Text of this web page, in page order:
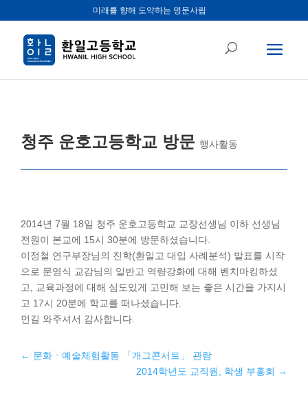
미래를 향해 도약하는 명문사립
청주 운호고등학교 방문 행사활동
2014년 7월 18일 청주 운호고등학교 교장선생님 이하 선생님
전원이 본교에 15시 30분에 방문하셨습니다.
이정철 연구부장님의 진학(환일고 대입 사례분석) 발표를 시작
으로 문영식 교감님의 일반고 역량강화에 대해 벤치마킹하셨
고, 교육과정에 대해 심도있게 고민해 보는 좋은 시간을 가지시
고 17시 20분에 학교를 떠나셨습니다.
먼길 와주셔서 감사합니다.
← 문화ㆍ예술체험활동 「개그콘서트」 관람
2014학년도 교직원, 학생 부흥회 →